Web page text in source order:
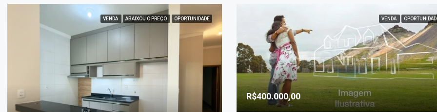
VENDA ABAIXOU O PREÇO OPORTUNIDADE VENDA
R$400.000,00